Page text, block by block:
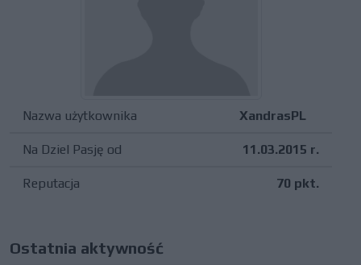
Nazwa użytkownika XandrasPL
Na Dziel Pasję od 11.03.2015 r.
Reputacja 70 pkt.
Ostatnia aktywność